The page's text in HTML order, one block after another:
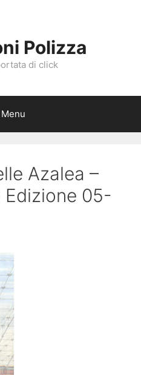
Polizza
di click
Menu
Azalea –
Edizione 05-